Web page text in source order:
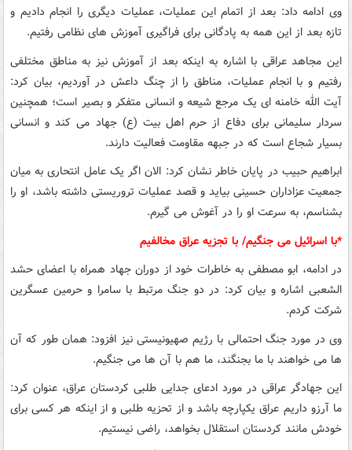
وی ادامه داد: بعد از اتمام این عملیات، عملیات دیگری را انجام دادیم و
تازه بعد از این همه به پادگانی برای فراگیری آموزش های نظامی رفتیم.
این مجاهد عراقی با اشاره به اینکه بعد از آموزش نیز به مناطق مختلفی
رفتیم و با انجام عملیات، مناطق را از چنگ داعش در آوردیم، بیان کرد:
آیت الله خامنه ای یک مرجع شیعه و انسانی متفکر و بصیر است؛ همچنین
سردار سلیمانی برای دفاع از حرم اهل بیت (ع) جهاد می کند و انسانی
بسیار شجاع است که در جبهه مقاومت فعالیت دارند.
ابراهیم حبیب در پایان خاطر نشان کرد: الان اگر یک عامل انتحاری به میان
جمعیت عزاداران حسینی بیاید و قصد عملیات تروریستی داشته باشد، او را
بشناسم، به سرعت او را در آغوش می گیرم.
*با اسرائیل می جنگیم/ با تجزیه عراق مخالفیم
در ادامه، ابو مصطفی به خاطرات خود از دوران جهاد همراه با اعضای حشد
الشعبی اشاره و بیان کرد: در دو جنگ مرتبط با سامرا و حرمین عسگرین
شرکت کردم.
وی در مورد جنگ احتمالی با رژیم صهیونیستی نیز افزود: همان طور که آن
ها می خواهند با ما بجنگند، ما هم با آن ها می جنگیم.
این جهادگر عراقی در مورد ادعای جدایی طلبی کردستان عراق، عنوان کرد:
ما آرزو داریم عراق یکپارچه باشد و از تحزیه طلبی و از اینکه هر کسی برای
خودش مانند کردستان استقلال بخواهد، راضی نیستیم.